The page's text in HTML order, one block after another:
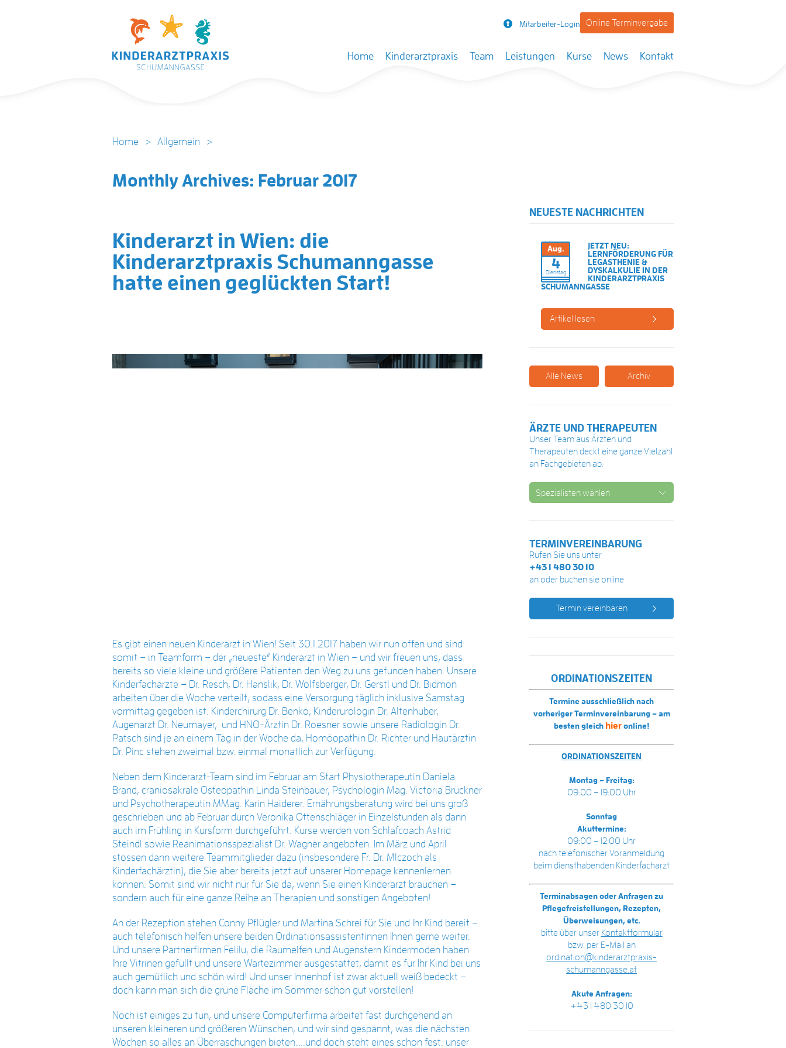
Skip to content
Home Kinderarztpraxis Team Leistungen Kurse News Kontakt
Mitarbeiter-Login Online Terminvergabe
Home > Allgemein >
Monthly Archives: Februar 2017
Kinderarzt in Wien: die
Kinderarztpraxis Schumanngasse
hatte einen geglückten Start!
Es gibt einen neuen Kinderarzt in Wien! Seit 30.1.2017 haben wir nun offen und sind
somit – in Teamform – der „neueste“ Kinderarzt in Wien – und wir freuen uns, dass
bereits so viele kleine und größere Patienten den Weg zu uns gefunden haben. Unsere
Kinderfachärzte – Dr. Resch, Dr. Hanslik, Dr. Wolfsberger, Dr. Gerstl und Dr. Bidmon
arbeiten über die Woche verteilt, sodass eine Versorgung täglich inklusive Samstag
vormittag gegeben ist. Kinderchirurg Dr. Benkö, Kinderurologin Dr. Altenhuber,
Augenarzt Dr. Neumayer, und HNO-Ärztin Dr. Roesner sowie unsere Radiologin Dr.
Patsch sind je an einem Tag in der Woche da, Homöopathin Dr. Richter und Hautärztin
Dr. Pinc stehen zweimal bzw. einmal monatlich zur Verfügung.
Neben dem Kinderarzt-Team sind im Februar am Start Physiotherapeutin Daniela
Brand, craniosakrale Osteopathin Linda Steinbauer, Psychologin Mag. Victoria Brückner
und Psychotherapeutin MMag. Karin Haiderer. Ernährungsberatung wird bei uns groß
geschrieben und ab Februar durch Veronika Ottenschläger in Einzelstunden als dann
auch im Frühling in Kursform durchgeführt. Kurse werden von Schlafcoach Astrid
Steindl sowie Reanimationsspezialist Dr. Wagner angeboten. Im März und April
stossen dann weitere Teammitglieder dazu (insbesondere Fr. Dr. Mlczoch als
Kinderfachärztin), die Sie aber bereits jetzt auf unserer Homepage kennenlernen
können. Somit sind wir nicht nur für Sie da, wenn Sie einen Kinderarzt brauchen –
sondern auch für eine ganze Reihe an Therapien und sonstigen Angeboten!
An der Rezeption stehen Conny Pflügler und Martina Schrei für Sie und Ihr Kind bereit –
auch telefonisch helfen unsere beiden Ordinationsassistentinnen Ihnen gerne weiter.
Und unsere Partnerfirmen Felilu, die Raumelfen und Augenstern Kindermoden haben
Ihre Vitrinen gefüllt und unsere Wartezimmer ausgestattet, damit es für Ihr Kind bei uns
auch gemütlich und schön wird! Und unser Innenhof ist zwar aktuell weiß bedeckt –
doch kann man sich die grüne Fläche im Sommer schon gut vorstellen!
Noch ist einiges zu tun, und unsere Computerfirma arbeitet fast durchgehend an
unseren kleineren und größeren Wünschen, und wir sind gespannt, was die nächsten
Wochen so alles an Überraschungen bieten…..und doch steht eines schon fest: unser
NEUESTE NACHRICHTEN
Aug.
4
Dienstag
JETZT NEU:
LERNFÖRDERUNG FÜR
LEGASTHENIE &
DYSKALKULIE IN DER
KINDERARZTPRAXIS
SCHUMANNGASSE
Artikel lesen
Alle News Archiv
ÄRZTE UND THERAPEUTEN
Unser Team aus Ärzten und
Therapeuten deckt eine ganze Vielzahl
an Fachgebieten ab.
Spezialisten wählen
TERMINVEREINBARUNG
Rufen Sie uns unter
+43 1 480 30 10
an oder buchen sie online
Termin vereinbaren
ORDINATIONSZEITEN
Termine ausschließlich nach
vorheriger Terminvereinbarung – am
besten gleich hier online!
ORDINATIONSZEITEN
Montag – Freitag:
09:00 – 19:00 Uhr
Sonntag
Akuttermine:
09:00 – 12:00 Uhr
nach telefonischer Voranmeldung
beim diensthabenden Kinderfacharzt
Terminabsagen oder Anfragen zu
Pflegefreistellungen, Rezepten,
Überweisungen, etc.
bitte über unser Kontaktformular
bzw. per E-Mail an
ordination@kinderarztpraxis-
schumanngasse.at
Akute Anfragen:
+43 1 480 30 10